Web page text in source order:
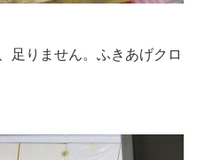
足りません。ふきあげクロ